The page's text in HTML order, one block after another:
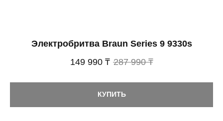
Электробритва Braun Series 9 9330s
149 990 ₸ 287 990 ₸
КУПИТЬ